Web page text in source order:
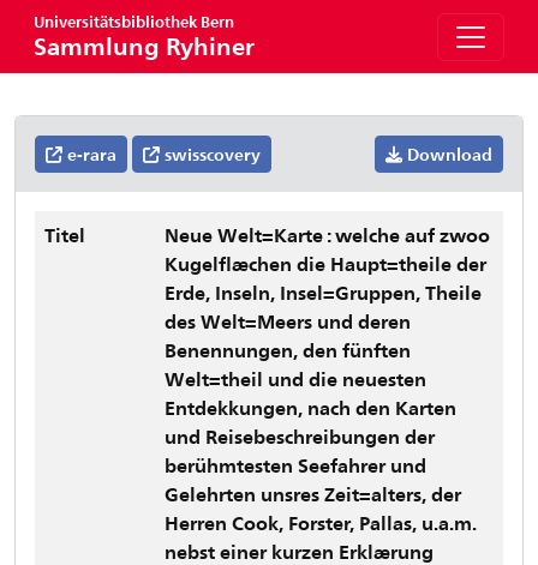
Universitätsbibliothek Bern
Sammlung Ryhiner
e-rara swisscovery Download
Titel
Neue Welt=Karte : welche auf zwoo
Kugelflæchen die Haupt=theile der
Erde, Inseln, Insel=Gruppen, Theile
des Welt=Meers und deren
Benennungen, den fünften
Welt=theil und die neuesten
Entdekkungen, nach den Karten
und Reisebeschreibungen der
berühmtesten Seefahrer und
Gelehrten unsres Zeit=alters, der
Herren Cook, Forster, Pallas, u.a.m.
nebst einer kurzen Erklærung